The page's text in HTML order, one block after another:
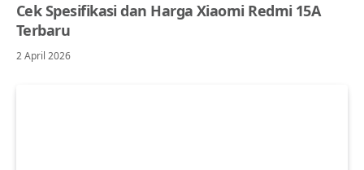
Cek Spesifikasi dan Harga Xiaomi Redmi 15A
Terbaru
2 April 2026